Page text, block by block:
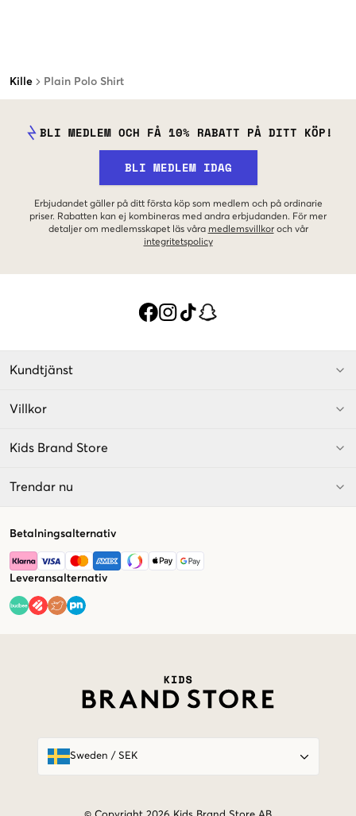
Kille Plain Polo Shirt
BLI MEDLEM OCH FÅ 10% RABATT PÅ DITT KÖP!
BLI MEDLEM IDAG
Erbjudandet gäller på ditt första köp som medlem och på ordinarie
priser. Rabatten kan ej kombineras med andra erbjudanden. För mer
detaljer om medlemsskapet läs våra medlemsvillkor och vår
integritetspolicy
Kundtjänst
Villkor
Kids Brand Store
Trendar nu
Betalningsalternativ
Leveransalternativ
Sweden / SEK